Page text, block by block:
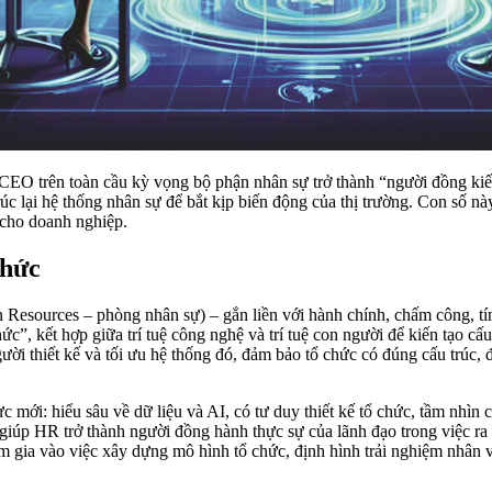
trên toàn cầu kỳ vọng bộ phận nhân sự trở thành “người đồng
lại hệ thống nhân sự để bắt kịp biến động của thị trường. Con số
doanh nghiệp.
– phòng nhân sự) – gắn liền với hành chính, chấm
kết hợp giữa trí tuệ công nghệ và trí tuệ con người để kiến tạo
thiết kế và tối ưu hệ thống đó, đảm bảo tổ chức có đúng cấu
mới: hiểu sâu về dữ liệu và AI, có tư duy thiết kế tổ chức, tầm
HR trở thành người đồng hành thực sự của lãnh đạo trong việc
gia vào việc xây dựng mô hình tổ chức, định hình trải nghiệm